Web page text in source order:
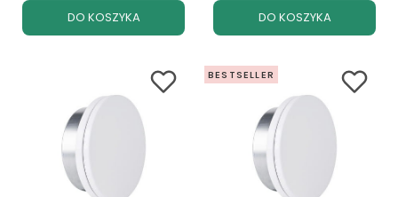
DO KOSZYKA DO KOSZYKA
BESTSELLER